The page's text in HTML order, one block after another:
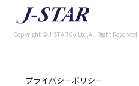
Copyright © J-STAR Co.Ltd,All Right Reserved.
プライバシーポリシー